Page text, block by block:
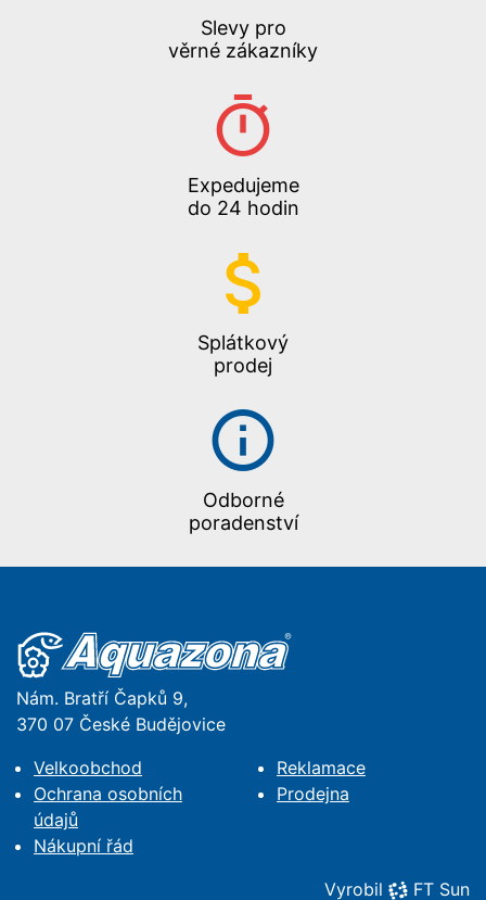
Slevy pro
věrné zákazníky
Expedujeme
do 24 hodin
Splátkový
prodej
Odborné
poradenství
Nám. Bratří Čapků 9,
370 07 České Budějovice
Velkoobchod
Ochrana osobních
údajů
Nákupní řád
Reklamace
Prodejna
Vyrobil FT Sun